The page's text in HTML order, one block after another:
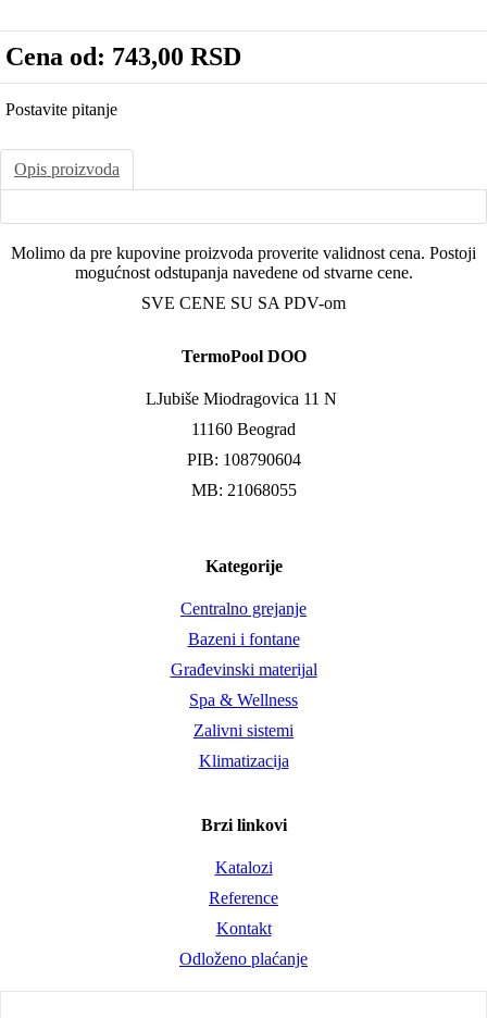
Cena od: 743,00 RSD
Postavite pitanje
Opis proizvoda
Molimo da pre kupovine proizvoda proverite validnost cena. Postoji
mogućnost odstupanja navedene od stvarne cene.
SVE CENE SU SA PDV-om
TermoPool DOO
LJubiše Miodragovica 11 N
11160 Beograd
PIB: 108790604
MB: 21068055
Kategorije
Centralno grejanje
Bazeni i fontane
Građevinski materijal
Spa & Wellness
Zalivni sistemi
Klimatizacija
Brzi linkovi
Katalozi
Reference
Kontakt
Odloženo plaćanje